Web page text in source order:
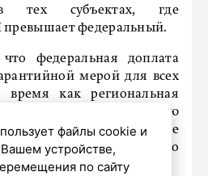
тех субъектах, где
федеральный.
федеральная доплата
мерой для всех
время как региональная
дополнительную
регионов с более
прожиточного
файлы cookie и
устройстве,
по сайту